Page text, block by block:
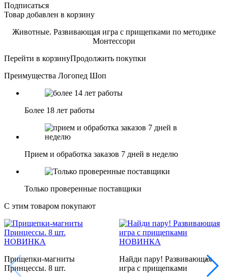
Подписаться
Товар добавлен в корзину
Животные. Развивающая игра с прищепками по методике
Монтессори
Перейти в корзинуПродолжить покупки
Преимущества Логопед Шоп
Более 18 лет работы
Прием и обработка заказов 7 дней в неделю
Только проверенные поставщики
С этим товаром покупают
НОВИНКА
Прищепки-магниты
Принцессы. 8 шт.
НОВИНКА
Найди пару! Развивающая
игра с прищепками
‹ ›